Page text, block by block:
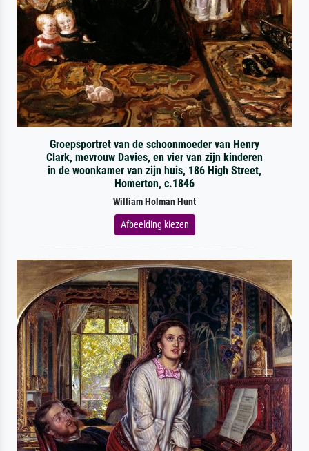
Groepsportret van de schoonmoeder van Henry
Clark, mevrouw Davies, en vier van zijn kinderen
in de woonkamer van zijn huis, 186 High Street,
Homerton, c.1846
William Holman Hunt
Afbeelding kiezen